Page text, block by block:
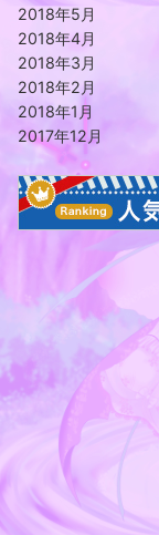
2018年5月
2018年4月
2018年3月
2018年2月
2018年1月
2017年12月